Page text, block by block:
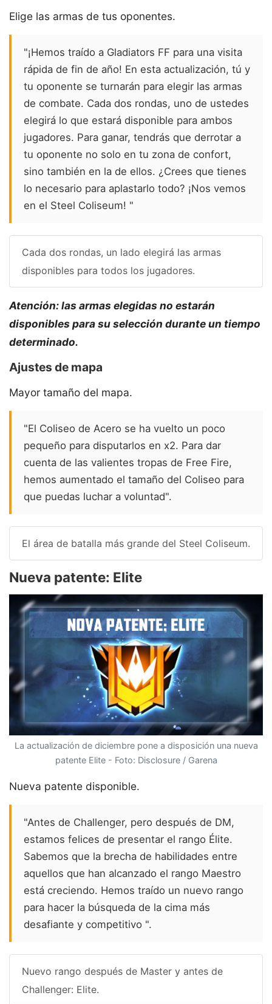
Elige las armas de tus oponentes.
"¡Hemos traído a Gladiators FF para una visita
rápida de fin de año! En esta actualización, tú y
tu oponente se turnarán para elegir las armas
de combate. Cada dos rondas, uno de ustedes
elegirá lo que estará disponible para ambos
jugadores. Para ganar, tendrás que derrotar a
tu oponente no solo en tu zona de confort,
sino también en la de ellos. ¿Crees que tienes
lo necesario para aplastarlo todo? ¡Nos vemos
en el Steel Coliseum! "
Cada dos rondas, un lado elegirá las armas
disponibles para todos los jugadores.
Atención: las armas elegidas no estarán
disponibles para su selección durante un tiempo
determinado.
Ajustes de mapa
Mayor tamaño del mapa.
"El Coliseo de Acero se ha vuelto un poco
pequeño para disputarlos en x2. Para dar
cuenta de las valientes tropas de Free Fire,
hemos aumentado el tamaño del Coliseo para
que puedas luchar a voluntad".
El área de batalla más grande del Steel Coliseum.
Nueva patente: Elite
La actualización de diciembre pone a disposición una nueva
patente Elite - Foto: Disclosure / Garena
Nueva patente disponible.
"Antes de Challenger, pero después de DM,
estamos felices de presentar el rango Élite.
Sabemos que la brecha de habilidades entre
aquellos que han alcanzado el rango Maestro
está creciendo. Hemos traído un nuevo rango
para hacer la búsqueda de la cima más
desafiante y competitivo ".
Nuevo rango después de Master y antes de
Challenger: Elite.